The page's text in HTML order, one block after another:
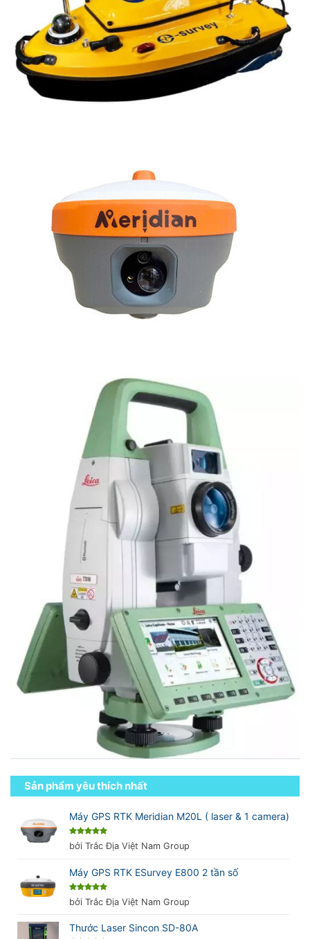
Sản phẩm yêu thích nhất
Máy GPS RTK Meridian M20L ( laser & 1 camera)
Được xếp
hạng 5 5
bởi Trắc Địa Việt Nam Group
Máy GPS RTK ESurvey E800 2 tần số
Được xếp
hạng 5 5
bởi Trắc Địa Việt Nam Group
Thước Laser Sincon SD-80A